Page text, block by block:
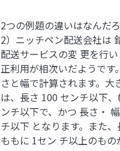
2つの例題の違いはなんだ
2）ニッチペン配送会社は
配送サービスの変 更を行
正利用が相次いだようです
さと幅で計算されます。大
は、長さ 100 センチ以下
ンチ以下で、かつ 長さ・
チ以下 となります。また、
ももに 1セン チ以上のもの